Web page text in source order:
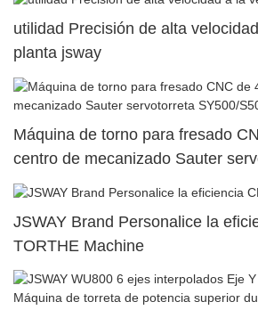
utilidad Precisión de alta
planta jsway
Máquina de torno para fresado
centro de mecanizado Sauter
SY500/S500/SY300/S30018
JSWAY Brand Personalice la
TORTHE Machine